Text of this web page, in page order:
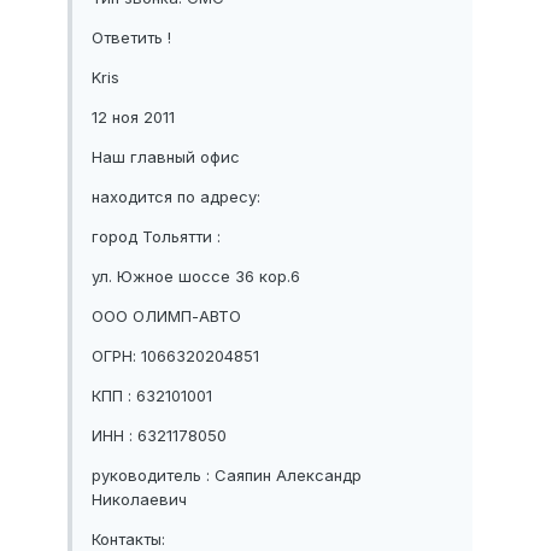
Ответить !
Kris
12 ноя 2011
Наш главный офис
находится по адресу:
город Тольятти :
ул. Южное шоссе 36 кор.6
ООО ОЛИМП-АВТО
ОГРН: 1066320204851
КПП : 632101001
ИНН : 6321178050
руководитель : Саяпин Александр
Николаевич
Контакты: